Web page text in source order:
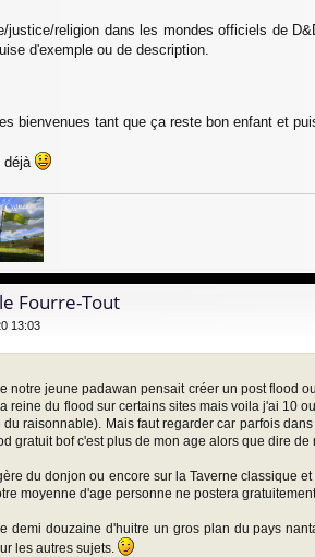
justice/religion dans les mondes officiels de
d'exemple ou de description.
bienvenues tant que ça reste bon enfant et
déjà
Fourre-Tout
13:03
notre jeune padawan pensait créer un post flood
reine du flood sur certains sites mais voila j'ai 10
raisonnable). Mais faut regarder car parfois
gratuit bof c'est plus de mon age alors que dire
du donjon ou encore sur la Taverne classique
moyenne d'age personne ne postera gratuitement.
demi douzaine d'huitre un gros plan du pays
les autres sujets.